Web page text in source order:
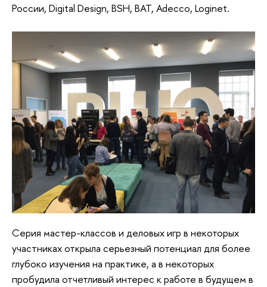
России, Digital Design, BSH, BAT, Adecco, Loginet.
Серия мастер-классов и деловых игр в некоторых
участниках открыла серьезный потенциал для более
глубоко изучения на практике, а в некоторых
пробудила отчетливый интерес к работе в будущем в